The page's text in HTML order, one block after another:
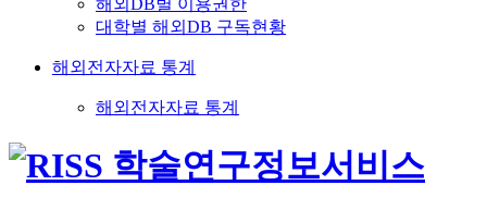
해외DB별 이용권한
대학별 해외DB 구독현황
해외전자자료 통계
해외전자자료 통계